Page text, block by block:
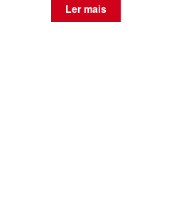
Ler mais